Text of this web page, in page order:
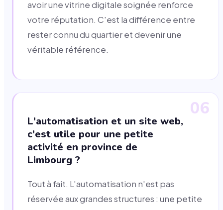
avoir une vitrine digitale soignée renforce
votre réputation. C'est la différence entre
rester connu du quartier et devenir une
véritable référence.
06
L'automatisation et un site web,
c'est utile pour une petite
activité en province de
Limbourg ?
Tout à fait. L'automatisation n'est pas
réservée aux grandes structures : une petite